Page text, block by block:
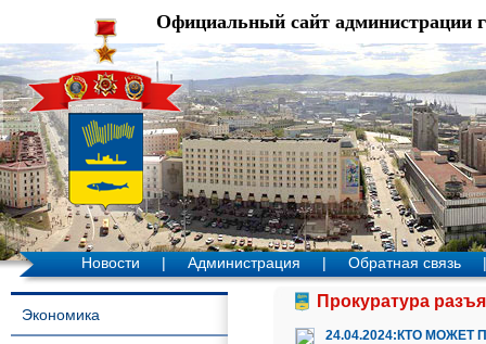
Официальный сайт администрации
Новости | Администрация | Обратная связь |
Экономика
Прокуратура
24.04.2024:КТО